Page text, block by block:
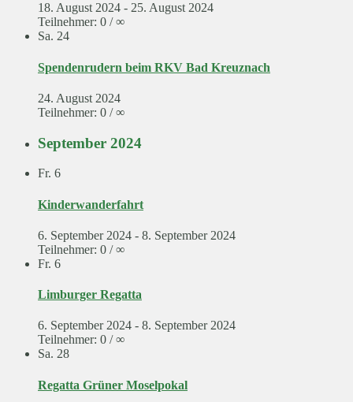
18. August 2024 - 25. August 2024
Teilnehmer: 0 / ∞
Sa. 24
Spendenrudern beim RKV Bad Kreuznach
24. August 2024
Teilnehmer: 0 / ∞
September 2024
Fr. 6
Kinderwanderfahrt
6. September 2024 - 8. September 2024
Teilnehmer: 0 / ∞
Fr. 6
Limburger Regatta
6. September 2024 - 8. September 2024
Teilnehmer: 0 / ∞
Sa. 28
Regatta Grüner Moselpokal